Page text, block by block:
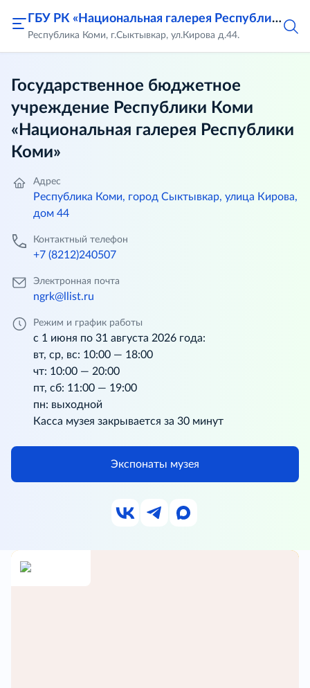
ГБУ РК «Национальная галерея Республики Коми»
Республика Коми, г.Сыктывкар, ул.Кирова д.44.
Государственное бюджетное
учреждение Республики Коми
«Национальная галерея Республики
Коми»
Адрес
Республика Коми, город Сыктывкар, улица Кирова,
дом 44
Контактный телефон
+7 (8212)240507
Электронная почта
ngrk@llist.ru
Режим и график работы
с 1 июня по 31 августа 2026 года:
вт, ср, вс: 10:00 — 18:00
чт: 10:00 — 20:00
пт, сб: 11:00 — 19:00
пн: выходной
Касса музея закрывается за 30 минут
Экспонаты музея